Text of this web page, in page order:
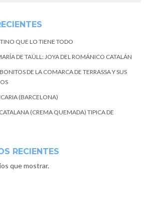
QUE LO TIENE TODO
DE TAÜLL: JOYA DEL ROMÁNICO CATALÁN
DE LA COMARCA DE TERRASSA Y SUS
(BARCELONA)
(CREMA QUEMADA) TIPICA DE
RECIENTES
que mostrar.